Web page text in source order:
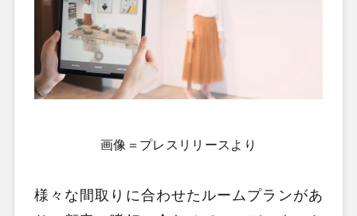
画像＝プレスリリースより
様々な間取りに合わせたルームプランがあ